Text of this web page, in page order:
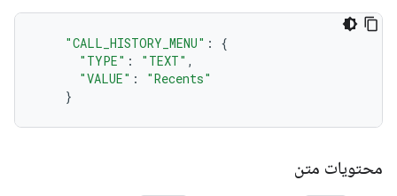
"CALL_HISTORY_MENU" :
{
"TYPE" : "TEXT" ,
"VALUE" :
"Recents"
}
محتویات متن